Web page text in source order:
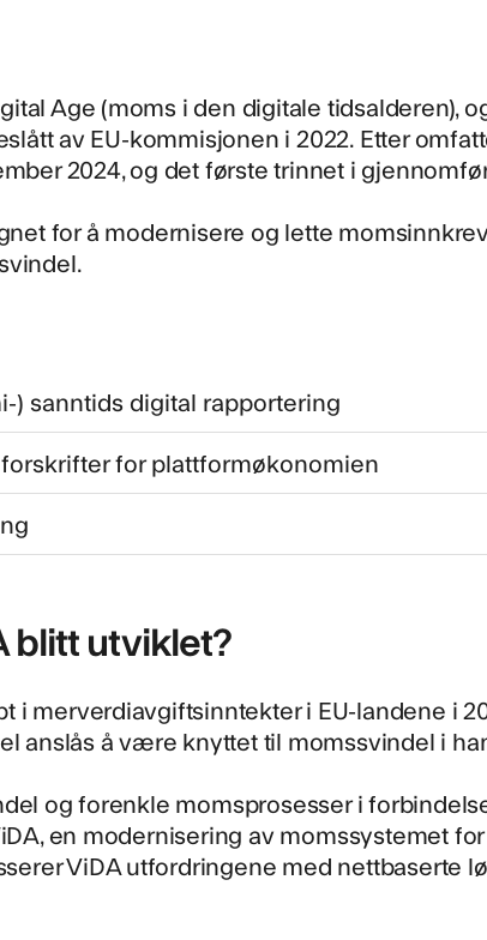
Age (moms i den digitale tidsalderen),
av EU-kommisjonen i 2022. Etter
2024, og det første trinnet i
for å modernisere og lette
) sanntids digital rapportering
for plattformøkonomien
blitt utviklet?
i merverdiavgiftsinntekter i EU-landene i
anslås å være knyttet til momssvindel i
og forenkle momsprosesser i
en modernisering av momssystemet
ViDA utfordringene med nettbaserte